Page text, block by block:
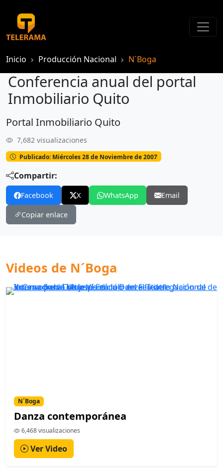
Inicio Producción Nacional N´Boga
Conferencia anual del portal
Inmobiliario Quito
Conferencia anual del portal Inmobiliario Quito
Portal Inmobiliario Quito
7,682 visualizaciones
Publicado: Miércoles 28 de Noviembre de 2007
Compartir:
Facebook X WhatsApp Email
Copiar enlace
Videos de N´Boga
N´Boga
Danza contemporánea
6,468 visualizaciones
Ver Video